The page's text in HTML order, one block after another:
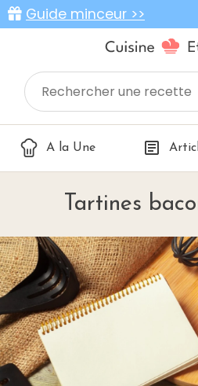
Guide minceur >>
A la Une
Tartines